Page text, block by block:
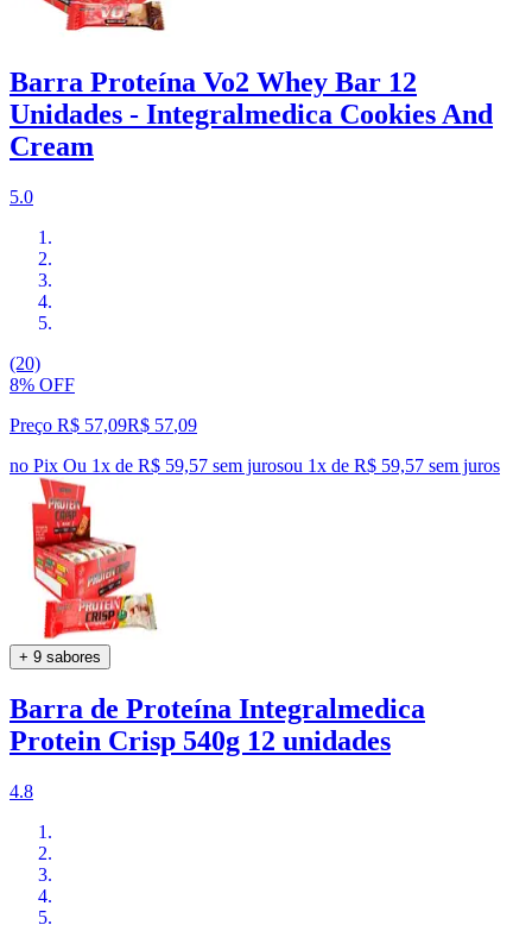
Barra Proteína Vo2 Whey Bar 12
Unidades - Integralmedica Cookies And
Cream
5.0
(20)
8% OFF
Preço R$ 57,09R$ 57,09
no Pix Ou 1x de R$ 59,57 sem jurosou 1x de R$ 59,57 sem juros
+ 9 sabores
Barra de Proteína Integralmedica
Protein Crisp 540g 12 unidades
4.8